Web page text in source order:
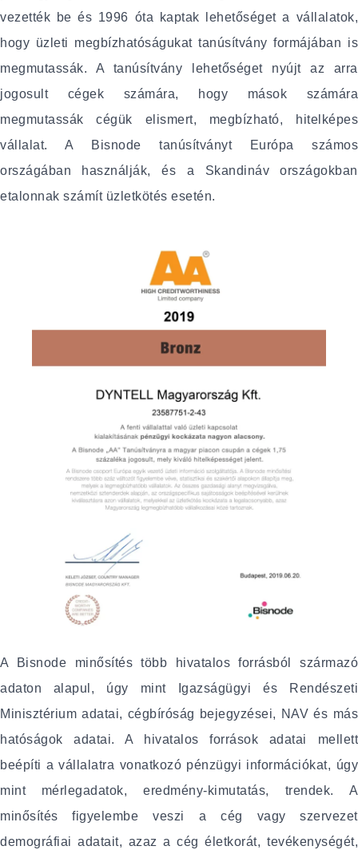
vezették be és 1996 óta kaptak lehetőséget a vállalatok,
hogy üzleti megbízhatóságukat tanúsítvány formájában is
megmutassák. A tanúsítvány lehetőséget nyújt az arra
jogosult cégek számára, hogy mások számára
megmutassák cégük elismert, megbízható, hitelképes
vállalat. A Bisnode tanúsítványt Európa számos
országában használják, és a Skandináv országokban
etalonnak számít üzletkötés esetén.
A Bisnode minősítés több hivatalos forrásból származó
adaton alapul, úgy mint Igazságügyi és Rendészeti
Minisztérium adatai, cégbíróság bejegyzései, NAV és más
hatóságok adatai. A hivatalos források adatai mellett
beépíti a vállalatra vonatkozó pénzügyi információkat, úgy
mint mérlegadatok, eredmény-kimutatás, trendek. A
minősítés figyelembe veszi a cég vagy szervezet
demográfiai adatait, azaz a cég életkorát, tevékenységét,